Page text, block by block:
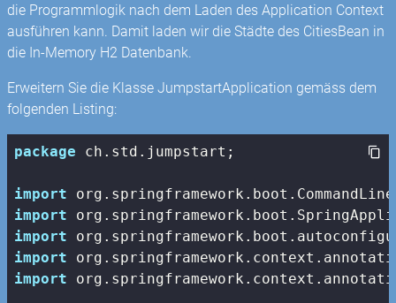
die Programmlogik nach dem Laden des Application Context
ausführen kann. Damit laden wir die Städte des CitiesBean in
die In-Memory H2 Datenbank.
Erweitern Sie die Klasse JumpstartApplication gemäss dem
folgenden Listing:
package ch.std.jumpstart;
import
import
import
import
import